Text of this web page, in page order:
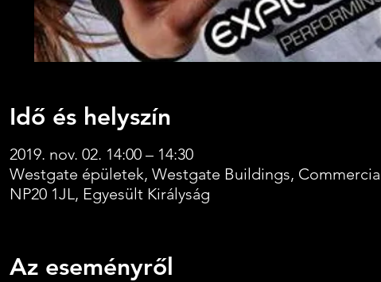
Idő és helyszín
2019. nov. 02. 14:00 – 14:30
Westgate épületek, Westgate Buildings,
NP20 1JL, Egyesült Királyság
Az eseményről